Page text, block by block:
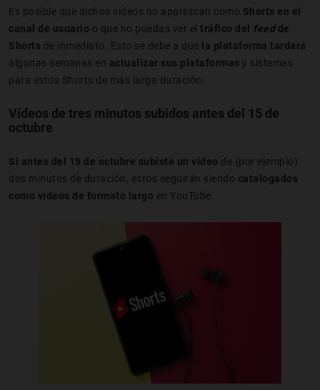
Es posible que dichos vídeos no aparezcan como Shorts en el
canal de usuario o que no puedas ver el tráfico del feed de
Shorts de inmediato. Esto se debe a que
la plataforma tardará
algunas semanas en actualizar sus plataformas y sistemas
para estos Shorts de más larga duración.
Vídeos de tres minutos subidos antes del 15 de
octubre
Si antes del 15 de octubre subiste un vídeo de (por ejemplo)
dos minutos de duración, estos seguirán siendo catalogados
como videos de formato largo en YouTube.